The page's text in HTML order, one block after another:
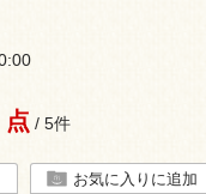
点 / 5件
お気に入りに追加